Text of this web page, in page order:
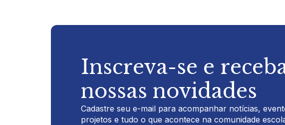
Inscreva-se e
nossas novidades
Cadastre seu e-mail para acompanhar notícias,
projetos e tudo o que acontece na comunidade